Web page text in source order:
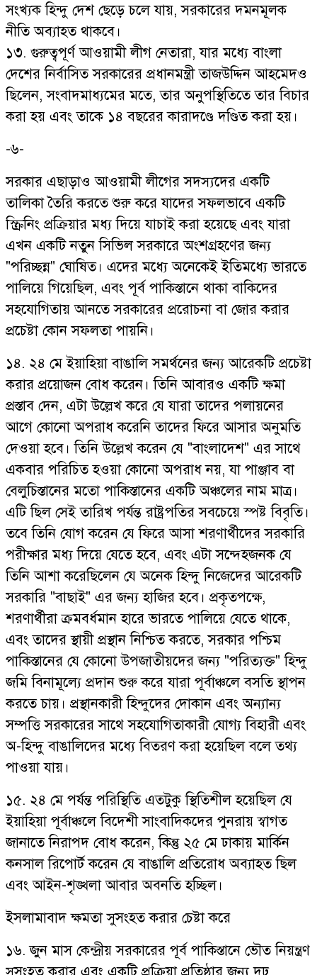
সংখ্যক হিন্দু দেশ ছেড়ে চলে যায়, সরকারের দমনমূলক
নীতি অব্যাহত থাকবে।
১৩. গুরুত্বপূর্ণ আওয়ামী লীগ নেতারা, যার মধ্যে বাংলা
দেশের নির্বাসিত সরকারের প্রধানমন্ত্রী তাজউদ্দিন আহমেদও
ছিলেন, সংবাদমাধ্যমের মতে, তার অনুপস্থিতিতে তার বিচার
করা হয় এবং তাকে ১৪ বছরের কারাদণ্ডে দণ্ডিত করা হয়।
-৬-
সরকার এছাড়াও আওয়ামী লীগের সদস্যদের একটি
তালিকা তৈরি করতে শুরু করে যাদের সফলভাবে একটি
স্ক্রিনিং প্রক্রিয়ার মধ্য দিয়ে যাচাই করা হয়েছে এবং যারা
এখন একটি নতুন সিভিল সরকারে অংশগ্রহণের জন্য
"পরিচ্ছন্ন" ঘোষিত। এদের মধ্যে অনেকেই ইতিমধ্যে ভারতে
পালিয়ে গিয়েছিল, এবং পূর্ব পাকিস্তানে থাকা বাকিদের
সহযোগিতায় আনতে সরকারের প্ররোচনা বা জোর করার
প্রচেষ্টা কোন সফলতা পায়নি।
১৪. ২৪ মে ইয়াহিয়া বাঙালি সমর্থনের জন্য আরেকটি প্রচেষ্টা
করার প্রয়োজন বোধ করেন। তিনি আবারও একটি ক্ষমা
প্রস্তাব দেন, এটা উল্লেখ করে যে যারা তাদের পলায়নের
আগে কোনো অপরাধ করেনি তাদের ফিরে আসার অনুমতি
দেওয়া হবে। তিনি উল্লেখ করেন যে "বাংলাদেশ" এর সাথে
একবার পরিচিত হওয়া কোনো অপরাধ নয়, যা পাঞ্জাব বা
বেলুচিস্তানের মতো পাকিস্তানের একটি অঞ্চলের নাম মাত্র।
এটি ছিল সেই তারিখ পর্যন্ত রাষ্ট্রপতির সবচেয়ে স্পষ্ট বিবৃতি।
তবে তিনি যোগ করেন যে ফিরে আসা শরণার্থীদের সরকারি
পরীক্ষার মধ্য দিয়ে যেতে হবে, এবং এটা সন্দেহজনক যে
তিনি আশা করেছিলেন যে অনেক হিন্দু নিজেদের আরেকটি
সরকারি "বাছাই" এর জন্য হাজির হবে। প্রকৃতপক্ষে,
শরণার্থীরা ক্রমবর্ধমান হারে ভারতে পালিয়ে যেতে থাকে,
এবং তাদের স্থায়ী প্রস্থান নিশ্চিত করতে, সরকার পশ্চিম
পাকিস্তানের যে কোনো উপজাতীয়দের জন্য "পরিত্যক্ত" হিন্দু
জমি বিনামূল্যে প্রদান শুরু করে যারা পূর্বাঞ্চলে বসতি স্থাপন
করতে চায়। প্রস্থানকারী হিন্দুদের দোকান এবং অন্যান্য
সম্পত্তি সরকারের সাথে সহযোগিতাকারী যোগ্য বিহারী এবং
অ-হিন্দু বাঙালিদের মধ্যে বিতরণ করা হয়েছিল বলে তথ্য
পাওয়া যায়।
১৫. ২৪ মে পর্যন্ত পরিস্থিতি এতটুকু স্থিতিশীল হয়েছিল যে
ইয়াহিয়া পূর্বাঞ্চলে বিদেশী সাংবাদিকদের পুনরায় স্বাগত
জানাতে নিরাপদ বোধ করেন, কিন্তু ২৫ মে ঢাকায় মার্কিন
কনসাল রিপোর্ট করেন যে বাঙালি প্রতিরোধ অব্যাহত ছিল
এবং আইন-শৃঙ্খলা আবার অবনতি হচ্ছিল।
ইসলামাবাদ ক্ষমতা সুসংহত করার চেষ্টা করে
১৬. জুন মাস কেন্দ্রীয় সরকারের পূর্ব পাকিস্তানে ভৌত নিয়ন্ত্রণ